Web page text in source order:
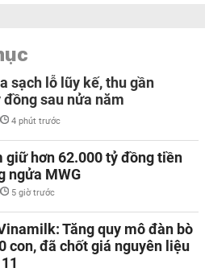
sạch lỗ lũy kế, thu gần
sau nửa năm
4 phút trước
giữ hơn 62.000 tỷ đồng tiền
ngửa MWG
5 giờ trước
Tăng quy mô đàn bò
con, đã chốt giá nguyên liệu